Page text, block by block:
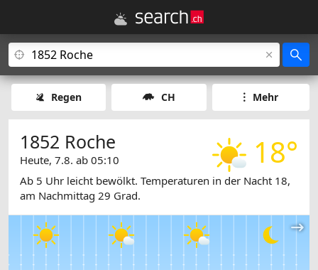
Regen CH Mehr
18°
1852 Roche
Heute, 7.8. ab 05:10
Ab 5 Uhr leicht bewölkt. Temperaturen in der Nacht 18,
am Nachmittag 29 Grad.